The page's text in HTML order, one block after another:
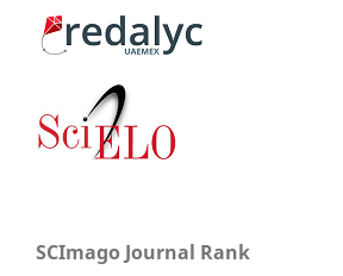
SCImago Journal Rank